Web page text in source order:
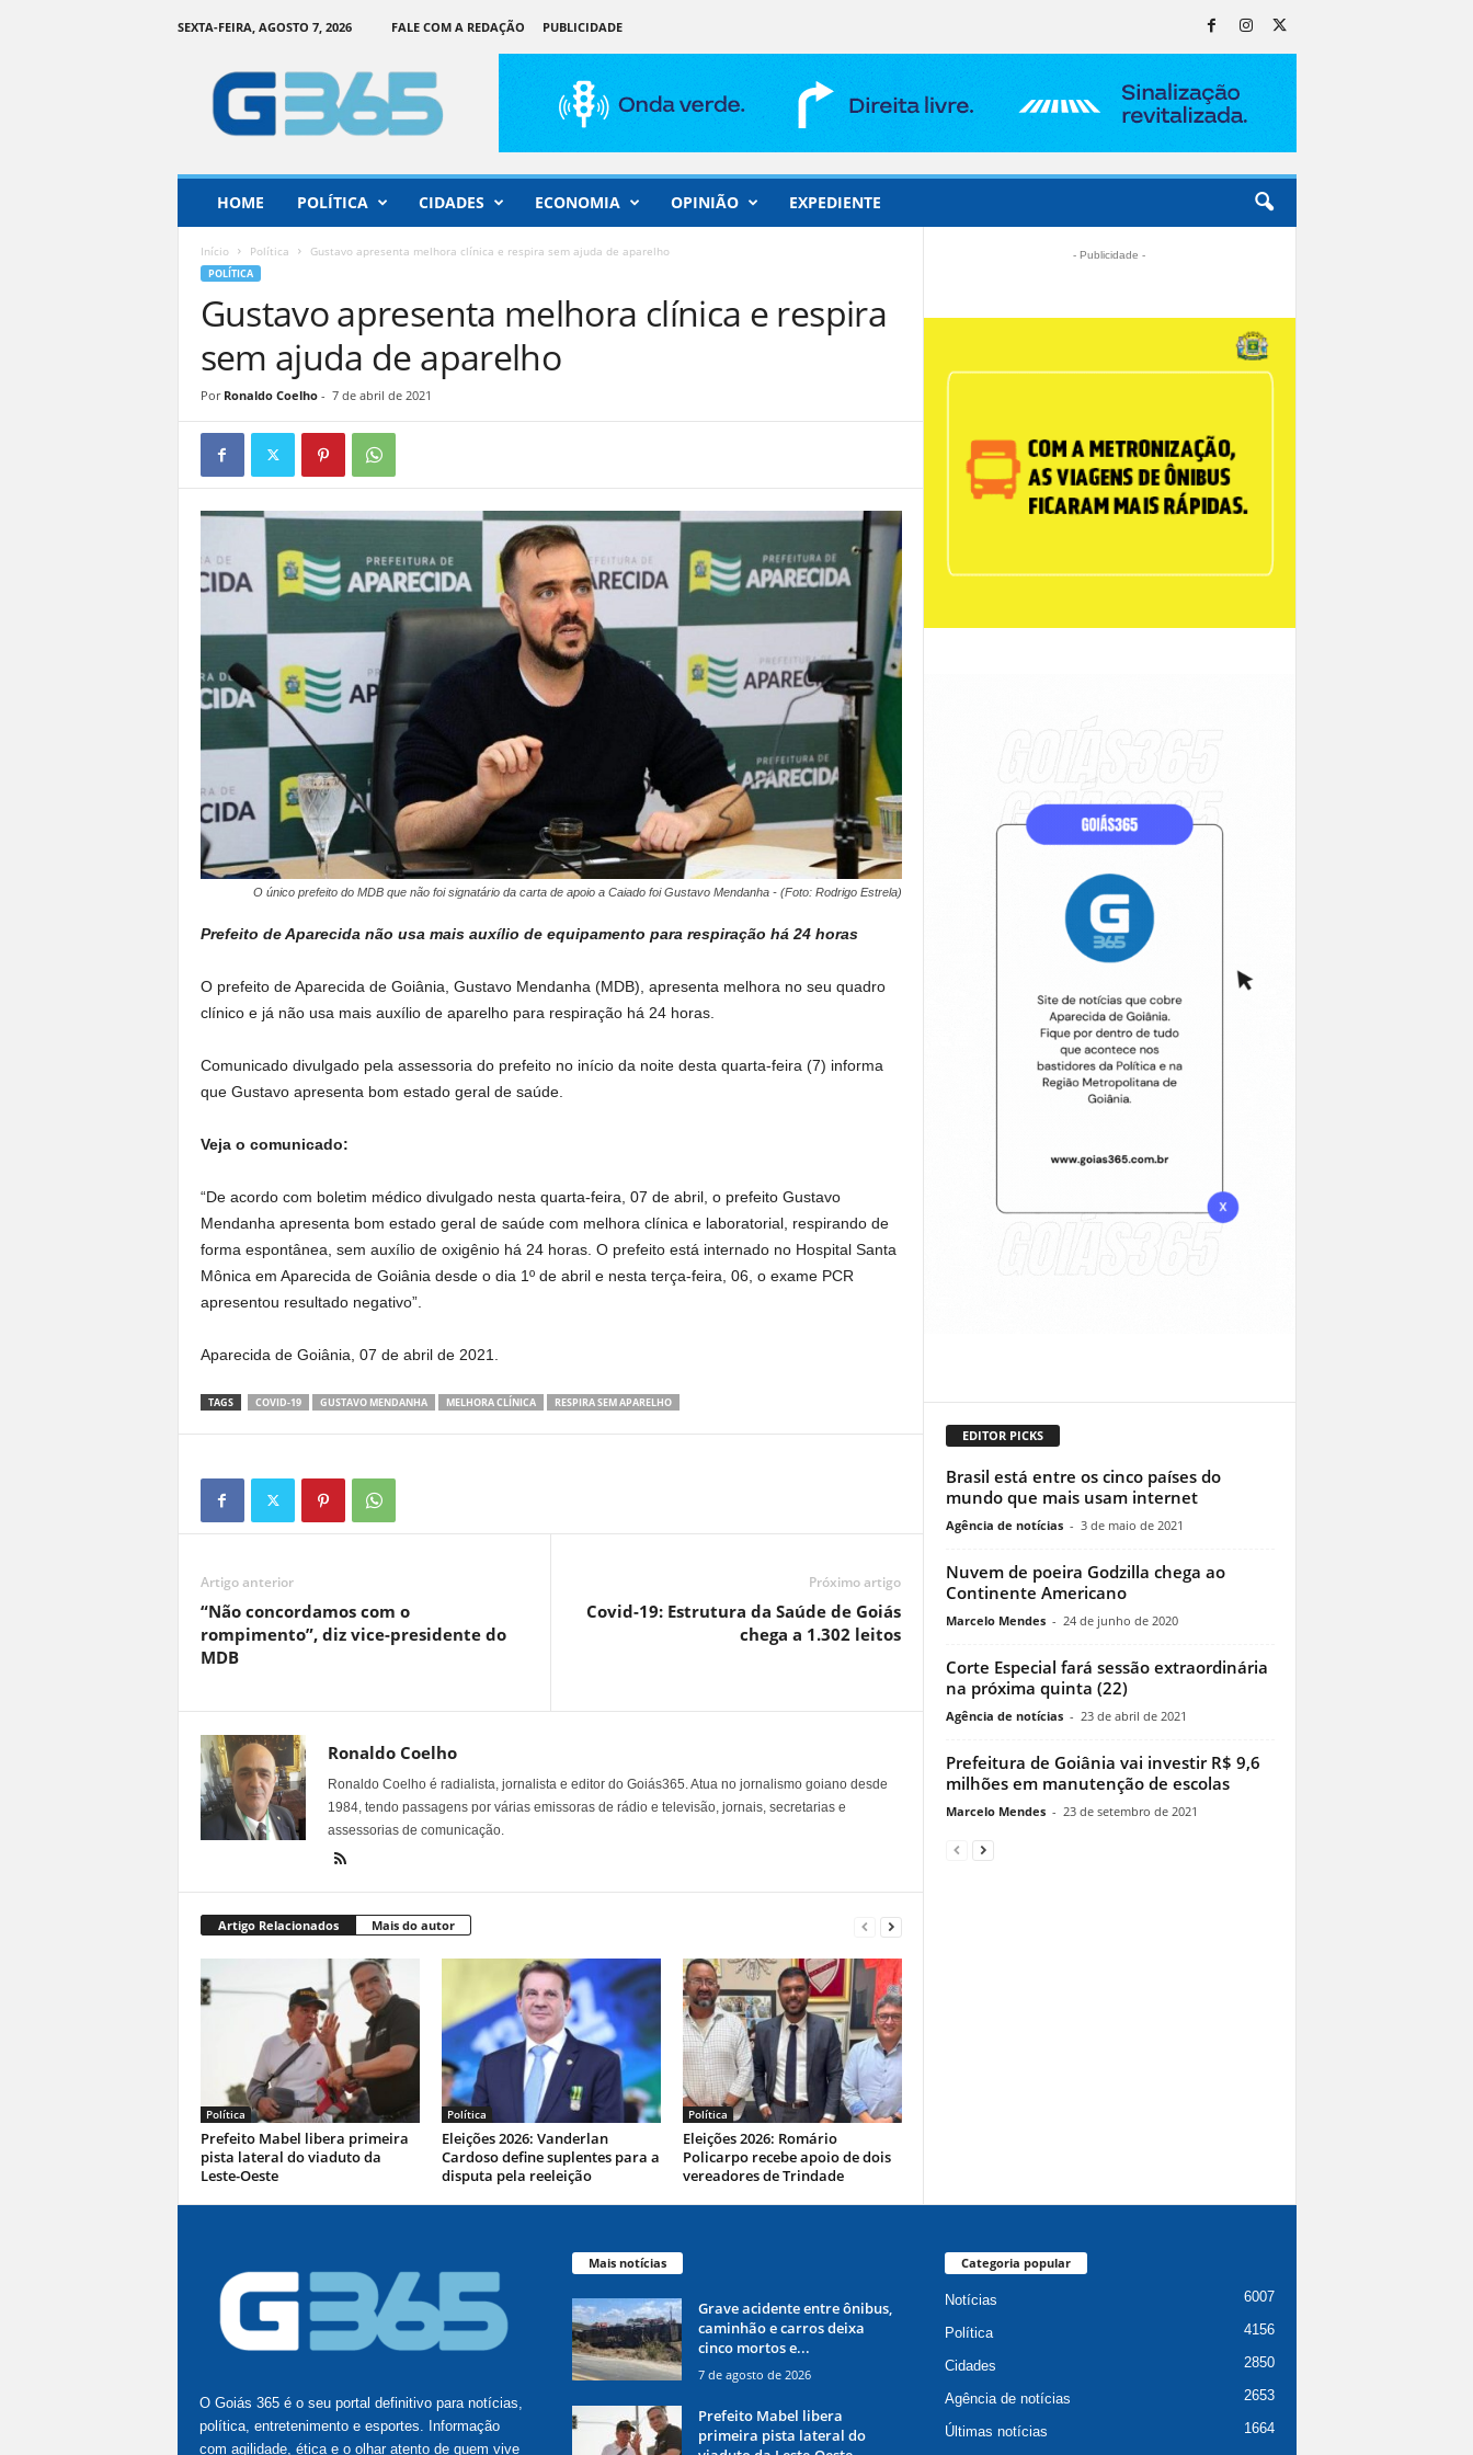
SEXTA-FEIRA, AGOSTO 7, 2026 FALE COM A REDAÇÃO
PUBLICIDADE
ç
o
HOME POLÍTICA CIDADES ECONOMIA OPINIÃO EXPEDIENTE
Início Política Gustavo apresenta melhora clínica e respira sem ajuda de aparelho
POLÍTICA
Gustavo apresenta melhora clínica e respira
sem ajuda de aparelho
Por Ronaldo Coelho- 7 de abril de 2021
O único prefeito do MDB que não foi signatário da carta de apoio a Caiado foi Gustavo Mendanha - (Foto: Rodrigo Estrela)
Prefeito de Aparecida não usa mais auxílio de equipamento para respiração há 24 horas
O prefeito de Aparecida de Goiânia, Gustavo Mendanha (MDB), apresenta melhora no seu quadro
clínico e já não usa mais auxílio de aparelho para respiração há 24 horas.
Comunicado divulgado pela assessoria do prefeito no início da noite desta quarta-feira (7) informa
que Gustavo apresenta bom estado geral de saúde.
Veja o comunicado:
“De acordo com boletim médico divulgado nesta quarta-feira, 07 de abril, o prefeito Gustavo
Mendanha apresenta bom estado geral de saúde com melhora clínica e laboratorial, respirando de
forma espontânea, sem auxílio de oxigênio há 24 horas. O prefeito está internado no Hospital Santa
Mônica em Aparecida de Goiânia desde o dia 1º de abril e nesta terça-feira, 06, o exame PCR
apresentou resultado negativo”.
Aparecida de Goiânia, 07 de abril de 2021.
TAGS COVID-19 GUSTAVO MENDANHA MELHORA CLÍNICA RESPIRA SEM APARELHO
Artigo anterior
“Não concordamos com o
rompimento”, diz vice-presidente do
MDB
Próximo artigo
Covid-19: Estrutura da Saúde de Goiás
chega a 1.302 leitos
Ronaldo Coelho
Ronaldo Coelho é radialista, jornalista e editor do Goiás365. Atua no jornalismo goiano desde
1984, tendo passagens por várias emissoras de rádio e televisão, jornais, secretarias e
assessorias de comunicação.
Artigo Relacionados Mais do autor
Política
Prefeito Mabel libera primeira
pista lateral do viaduto da
Leste-Oeste
Política
Eleições 2026: Vanderlan
Cardoso define suplentes para a
disputa pela reeleição
Política
Eleições 2026: Romário
Policarpo recebe apoio de dois
vereadores de Trindade
- Publicidade -
EDITOR PICKS
Brasil está entre os cinco países do
mundo que mais usam internet
Agência de notícias - 3 de maio de 2021
Nuvem de poeira Godzilla chega ao
Continente Americano
Marcelo Mendes - 24 de junho de 2020
Corte Especial fará sessão extraordinária
na próxima quinta (22)
Agência de notícias - 23 de abril de 2021
Prefeitura de Goiânia vai investir R$ 9,6
milhões em manutenção de escolas
Marcelo Mendes - 23 de setembro de 2021
O Goiás 365 é o seu portal definitivo para notícias,
política, entretenimento e esportes. Informação
com agilidade, ética e o olhar atento de quem vive
Mais notícias
Grave acidente entre ônibus,
caminhão e carros deixa
cinco mortos e...
7 de agosto de 2026
Prefeito Mabel libera
primeira pista lateral do
Categoria popular
Notícias 6007
Política 4156
Cidades 2850
Agência de notícias 2653
Últimas notícias
1664